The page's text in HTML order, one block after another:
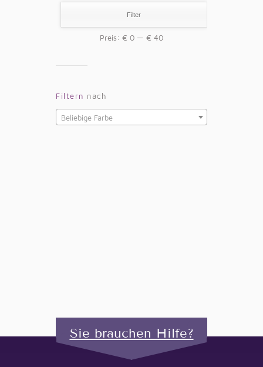
Filter
Preis: € 0 — € 40
Filtern nach
Beliebige Farbe
Sie brauchen Hilfe?